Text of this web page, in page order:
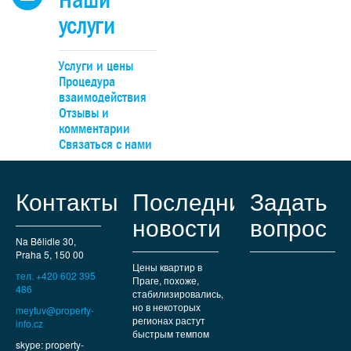
услуги
Услуги и цены
Процедура
взаимодействия
Отзывы и
комментарии
Связаться с нами
Контакты
Na Bělidle 30,
Praha 5, 150 00
тел. +420 602 395
486
meytuv@property-
info.cz
skype: property-
Последние
новости
Цены квартир в
Праге, похоже,
стабилизировались,
но в некоторых
регионах растут
быстрым темпом
Задать
вопрос